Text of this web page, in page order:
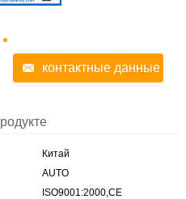
контактные данные
Китай
AUTO
ISO9001:2000,CE